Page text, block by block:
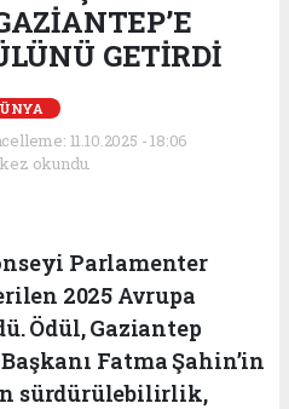
GETİRDİ
11.10.2025 - 18:06
okundu.
Parlamenter
2025 Avrupa
Ödül, Gaziantep
Fatma Şahin’in
sürdürülebilirlik,